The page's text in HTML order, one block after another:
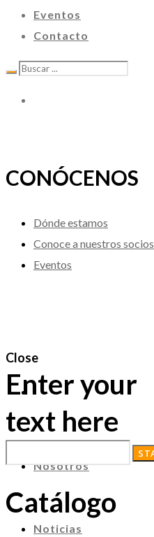
Eventos
Contacto
CONÓCENOS
Dónde estamos
Conoce a nuestros socios
Eventos
Nosotros
Noticias
Close
Enter your
text here
Catálogo